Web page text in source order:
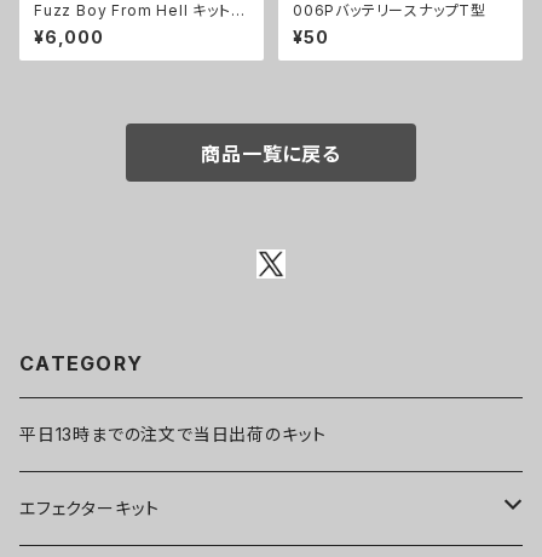
Fuzz Boy From Hell キット
【PEDAL FREAKS】
¥6,000
006PバッテリースナップT型
¥50
商品一覧に戻る
CATEGORY
平日13時までの注文で当日出荷のキット
エフェクターキット